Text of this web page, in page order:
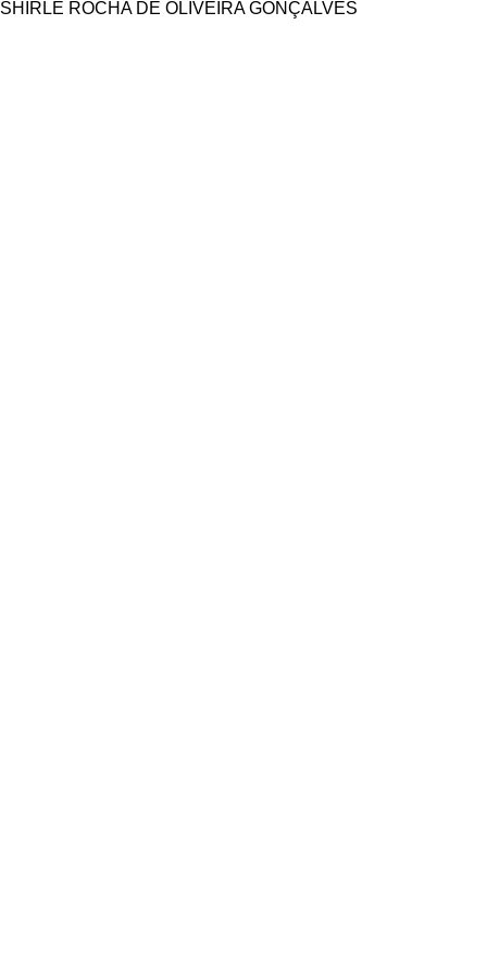
SHIRLE ROCHA DE OLIVEIRA GONÇALVES